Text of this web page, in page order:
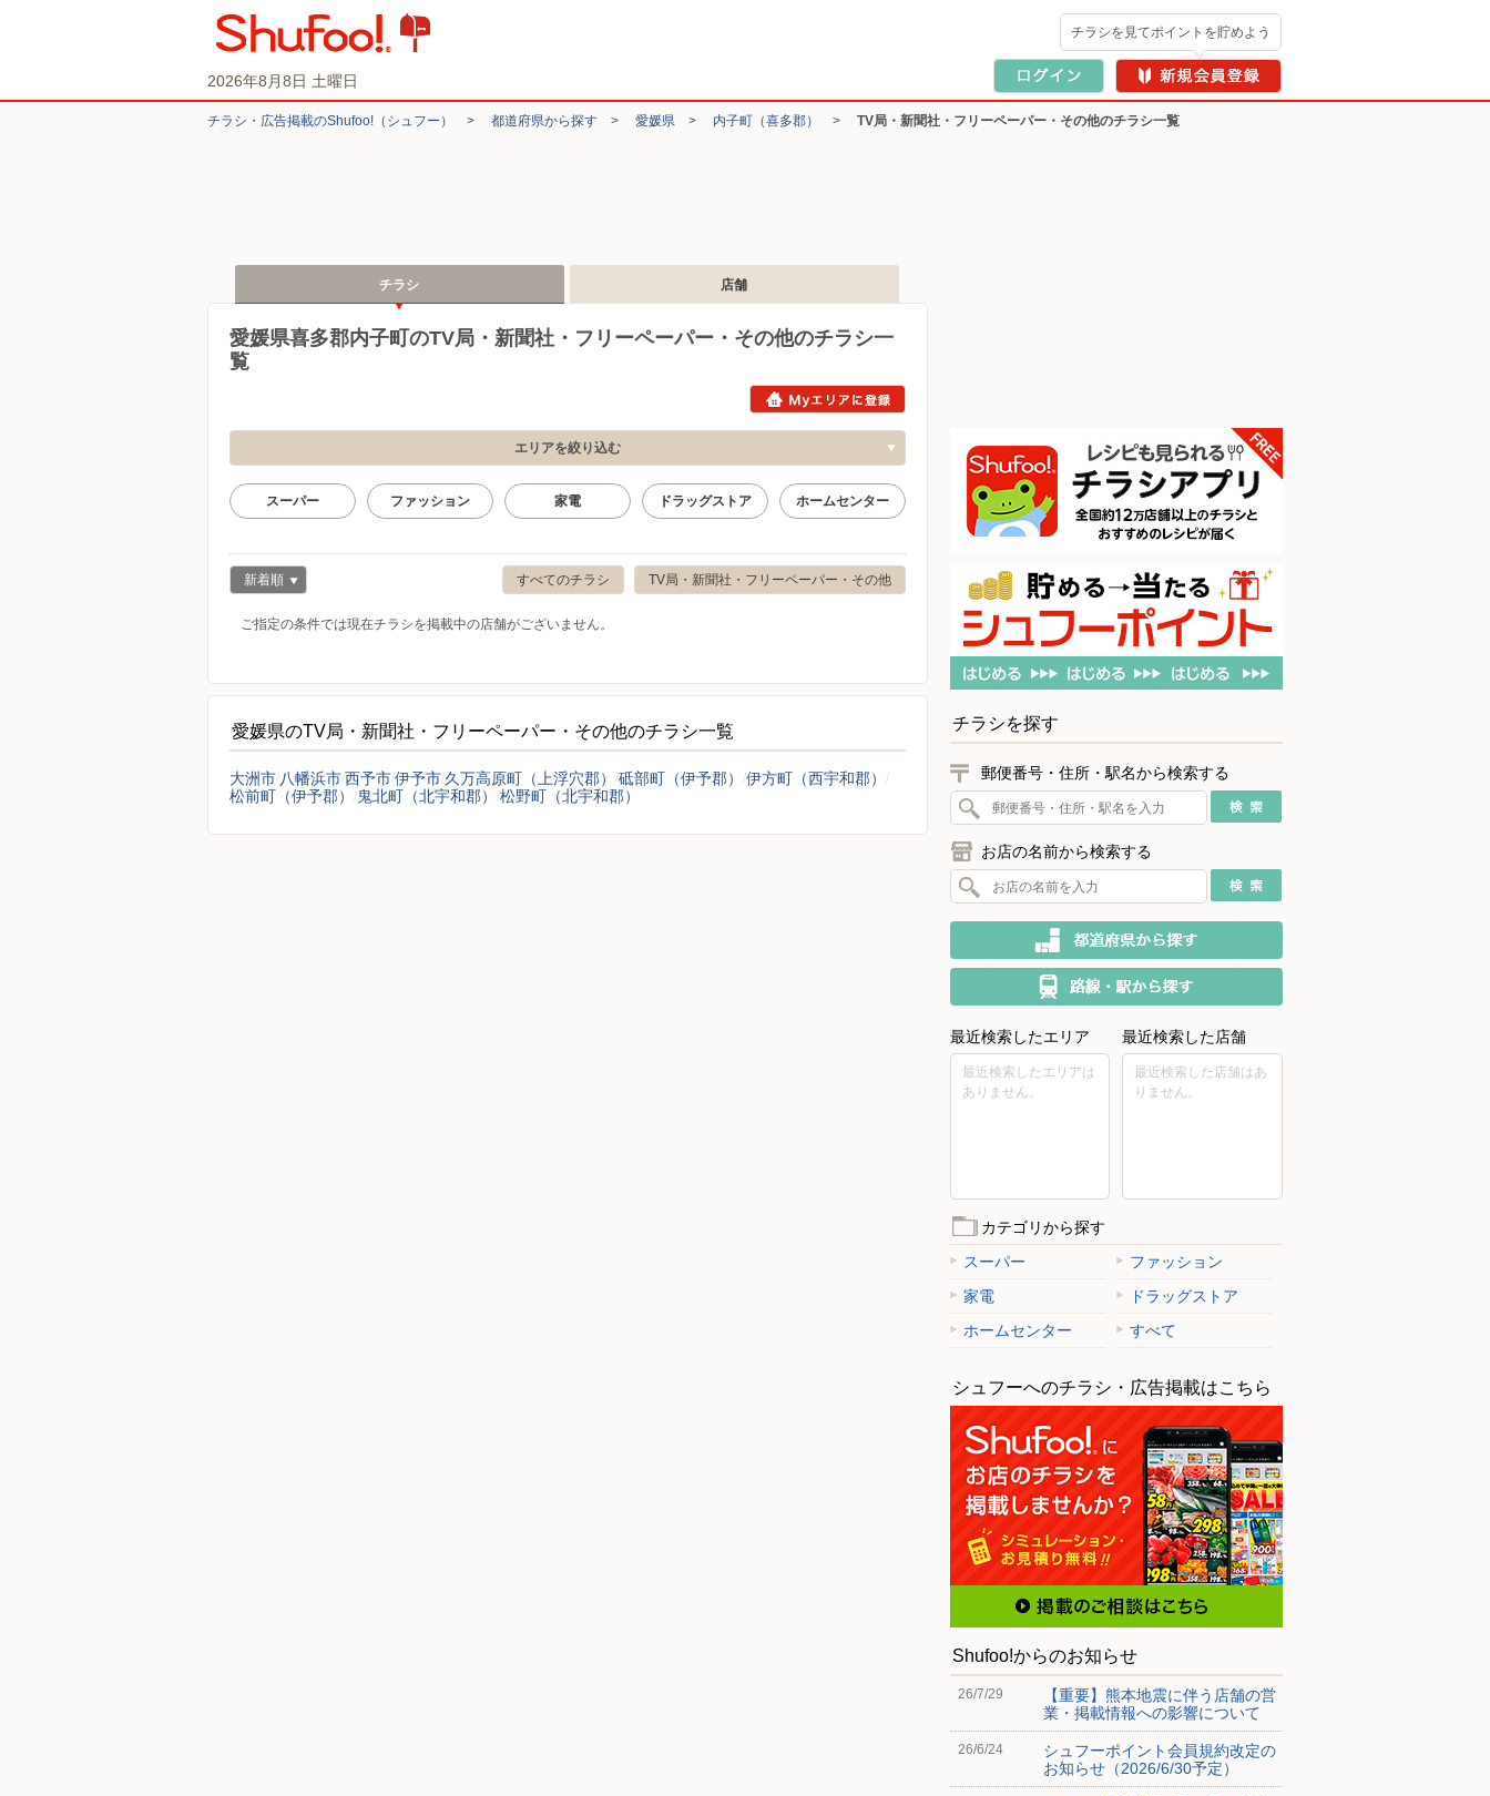
2026年8月8日 土曜日
チラシを見てポイントを貯めよう
チラシ・​広告掲載の​Shufoo!​（シュフー） > 都道府県から探す > 愛媛県 > 内子町（喜多郡） > TV局・新聞社・フリーペーパー・その他のチラシ一覧
チラシ 店舗
愛媛県喜多郡内子町のTV局・新聞社・フリーペーパー・その他のチラシ一
覧
エリアを絞り込む
スーパー ファッション 家電 ドラッグストア ホームセンター
TV局・新聞社・フリーペーパー・その他
すべてのチラシ
新着順
ご指定の条件では現在チラシを掲載中の店舗がございません。
愛媛県のTV局・新聞社・フリーペーパー・その他のチラシ一覧
大洲市 八幡浜市西予市伊予市 久万高原町（上浮穴郡） 砥部町（伊予郡）
伊方町（西宇和郡）
松前町（伊予郡）
鬼北町（北宇和郡） 松野町（北宇和郡）
チラシを探す
郵便番号・住所・駅名から検索する
お店の名前から検索する
最近検索したエリア
最近検索したエリアは
ありません。
最近検索した店舗
最近検索した店舗はあ
りません。
カテゴリから探す
スーパー
ファッション
家電
ドラッグストア
ホームセンター
すべて
シュフーへのチラシ・広告掲載はこちら
Shufoo!からのお知らせ
26/7/29
【重要】熊本地震に伴う店舗の営
業・掲載情報への影響について
26/6/24
シュフーポイント会員規約改定の
お知らせ（2026/6/30予定）